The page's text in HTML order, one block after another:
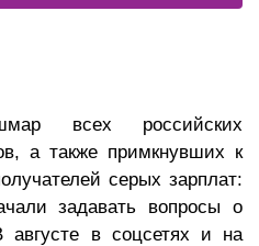
всех российских
а также примкнувших к
серых зарплат:
задавать вопросы о
августе в соцсетях и на